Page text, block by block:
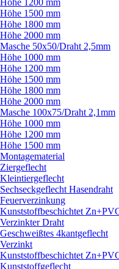
Höhe 1200 mm
Höhe 1500 mm
Höhe 1800 mm
Höhe 2000 mm
Masche 50x50/Draht 2,5mm
Höhe 1000 mm
Höhe 1200 mm
Höhe 1500 mm
Höhe 1800 mm
Höhe 2000 mm
Masche 100x75/Draht 2,1mm
Höhe 1000 mm
Höhe 1200 mm
Höhe 1500 mm
Montagematerial
Ziergeflecht
Kleintiergeflecht
Sechseckgeflecht Hasendraht
Feuerverzinkung
Kunststoffbeschichtet
Verzinkter Draht
Geschweißtes 4kantgeflecht
Verzinkt
Kunststoffbeschichtet
Kunststoffgeflecht